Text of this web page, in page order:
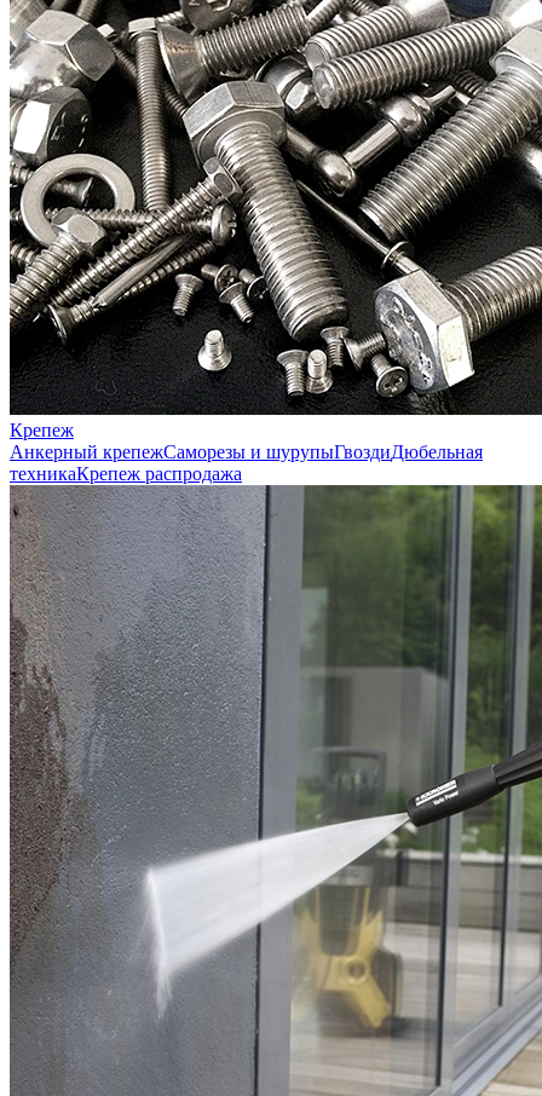
Крепеж
Анкерный крепежСаморезы и шурупыГвоздиДюбельная
техникаКрепеж распродажа